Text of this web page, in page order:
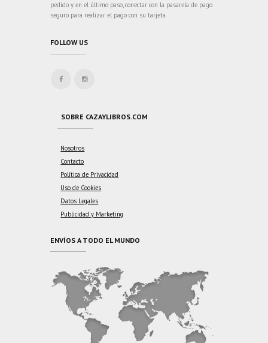
pedido y en el último paso, conectar con la pasarela de pago
seguro para realizar el pago con su tarjeta.
FOLLOW US
SOBRE CAZAYLIBROS.COM
Nosotros
Contacto
Política de Privacidad
Uso de Cookies
Datos Legales
Publicidad y Marketing
ENVÍOS A TODO EL MUNDO